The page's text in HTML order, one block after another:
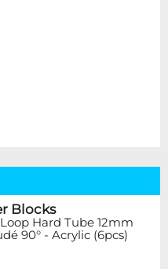
Blocks
Hard Tube 12mm
90° - Acrylic (6pcs)